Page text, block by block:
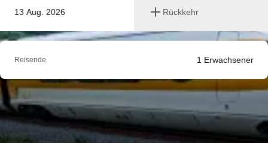
13 Aug. 2026 Rückkehr
Reisende 1 Erwachsener